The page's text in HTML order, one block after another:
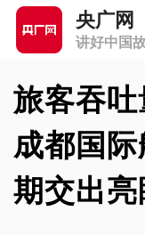
央广网
讲好中国
旅客吞
成都国
期交出